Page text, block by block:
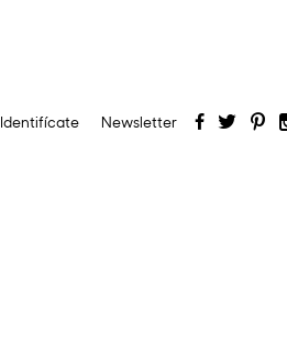
Identifícate Newsletter